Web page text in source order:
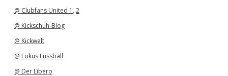
@ Clubfans United 1 , 2
@ Kickschuh-Blog
@ Kickwelt
@ Fokus Fussball
@ Der Libero